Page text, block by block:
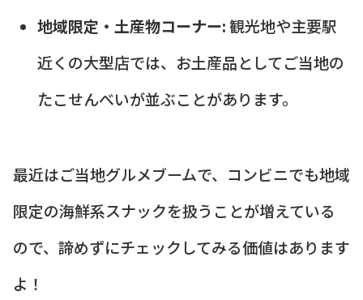
地域限定・土産物コーナー:観光地や主要駅
近くの大型店では、お土産品としてご当地の
たこせんべいが並ぶことがあります。
最近はご当地グルメブームで、コンビニでも地域
限定の海鮮系スナックを扱うことが増えている
ので、諦めずにチェックしてみる価値はあります
よ！